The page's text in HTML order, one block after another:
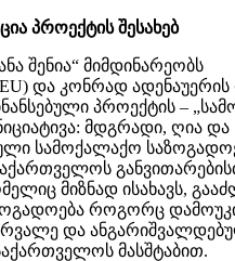
პროექტის შესახებ
შენია“ მიმდინარეობს
და კონრად
პროექტის –
მდგრადი, ღია და
სამოქალაქო
მიზნად ისახავს,
როგორც
და
მასშტაბით.